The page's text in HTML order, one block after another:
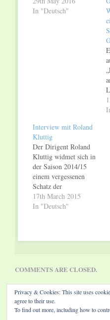
In "Deutsch"
Interview mit Roland
Kluttig
Der Dirigent Roland
Kluttig widmet sich in
der Saison 2014/15
einem vergessenen
Schatz der
Operngeschichte: Carl
Maria von Webers
des Landestheaters
Coburg wagt sich
aber mit dem
Frankfurter Opern-
und
Museumsorchester an
17th March 2015
In "Deutsch"
COMMENTS ARE CLOSED.
Privacy & Cookies: This site uses
agree to their use.
To find out more, including how to